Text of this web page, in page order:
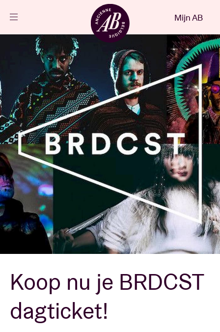
NL
Agenda
Projecten
Nieuws
Bezoekersinfo
AB ❤ you
Zaalhuur
BRDCST
ABtv
Mijn AB
Koop nu je BRDCST
dagticket!